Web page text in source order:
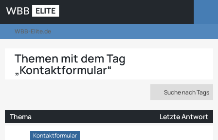
WBB-Elite.de
Themen mit dem Tag
„Kontaktformular“
Suche nach Tags
Thema Letzte Antwort
Kontaktformular